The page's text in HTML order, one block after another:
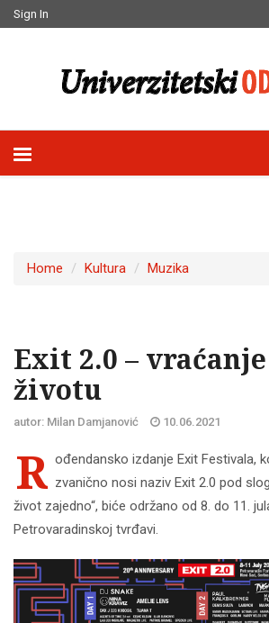
Sign In
Home Kultura Muzika
Exit 2.0 –
životu
autor: Milan Damjanović 10.06.2021
R ođendansko izdanje Exit Festivala,
zvanično nosi naziv Exit 2.0 pod
život zajedno“, biće održano od 8. do 11.
Petrovaradinskoj tvrđavi.